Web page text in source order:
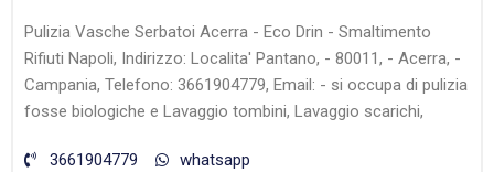
Pulizia Vasche Serbatoi Acerra - Eco Drin - Smaltimento
Rifiuti Napoli, Indirizzo: Localita' Pantano, - 80011, - Acerra, -
Campania, Telefono: 3661904779, Email: - si occupa di pulizia
fosse biologiche e Lavaggio tombini, Lavaggio scarichi,
3661904779
whatsapp